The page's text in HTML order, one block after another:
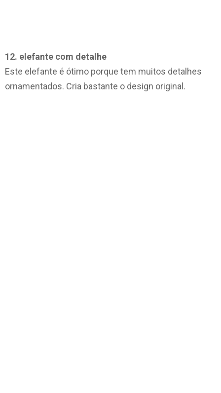
12. elefante com detalhe
Este elefante é ótimo porque tem muitos detalhes
ornamentados. Cria bastante o design original.